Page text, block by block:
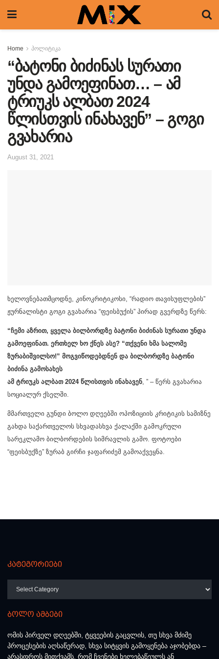
Home პოლიტიკა
“ბატონი ბიძინას სურათი
უნდა გამოეფინათ… – ამ
ტრიუკს ალბათ 2024
წლისთვის ინახავენ” – გოგი
გვახარია
August 31, 2021
ხელოვნებათმცოდნე, კინოკრიტიკოსი, “რადიო თავისუფლების”
ჟურნალისტი გოგი გვახარია “ფეისბუქის” პირად გვერდზე წერს:
“ჩემი აზრით, ყველა ბილბორდზე ბატონი ბიძინას სურათი უნდა
გამოეფინათ. ერთხელ ხო ქნეს ასე? “თქვენი ხმა სალომე
ზურაბიშვილსო!” მოგვიწოდებდნენ და ბილბორდზე ბატონი
ბიძინა გამოსახეს
ამ ტრიუკს ალბათ 2024 წლისთვის ინახავენ , ” – წერს გვახარია
სოციალურ ქსელში.
მმართველი გუნდი ბოლო დღეებში ოპოზიციის კრიტიკის სამიზნე
გახდა საქართველოს სხვადასხვა ქალაქში გამოკრული
სარეკლამო ბილბორდების სიმრავლის გამო. ფოტოები
“ფეისბუქზე” ზურაბ გირჩი ჯაფარიძემ გამოაქვეყნა.
კატეგორიები
ბოლო ამბები
ომის პირველ დღეებში, ტყვეების გაცვლის, თუ სხვა მძიმე
პროცესების აღსაწერად, სხვა სიტყვის გამოყენება აჯობებდა –
არასდროს მითქვამს, რომ ჩვენები ხელებაწეულს ან